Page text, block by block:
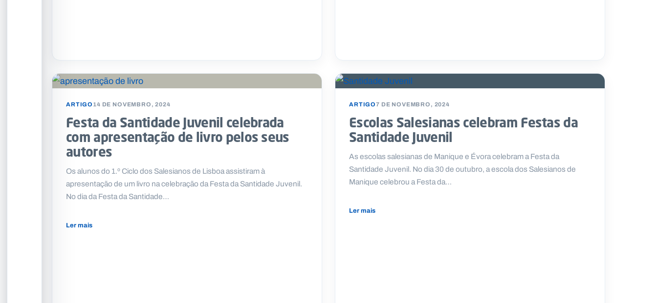
ARTIGO14 DE NOVEMBRO, 2024
Festa da Santidade Juvenil celebrada
com apresentação de livro pelos seus
autores
Os alunos do 1.º Ciclo dos Salesianos de Lisboa assistiram à
apresentação de um livro na celebração da Festa da Santidade Juvenil.
No dia da Festa da Santidade…
Ler mais
ARTIGO7 DE NOVEMBRO, 2024
Escolas Salesianas celebram Festas da
Santidade Juvenil
As escolas salesianas de Manique e Évora celebram a Festa da
Santidade Juvenil. No dia 30 de outubro, a escola dos Salesianos de
Manique celebrou a Festa da…
Ler mais